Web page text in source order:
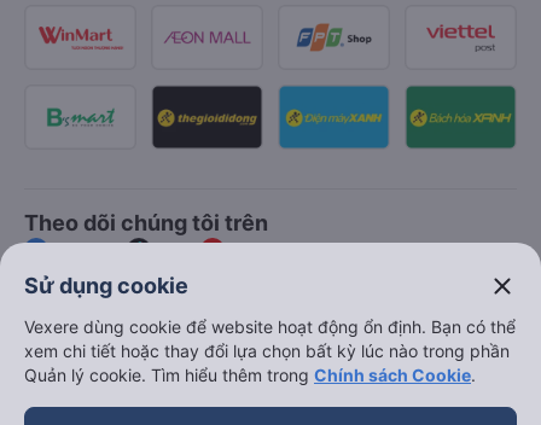
Theo dõi chúng tôi trên
Facebook Tiktok Youtube
Công ty TNHH Thương Mại Dịch Vụ Vexere
Địa chỉ đăng ký kinh doanh: 8C Chữ Đồng Tử, Phường Tân
Sơn Nhất, TP. Hồ Chí Minh, Việt Nam
Địa chỉ:Lầu 2, toà nhà H3 Circo Hoàng Diệu, 384 Hoàng Diệu,
Sử dụng cookie close
Vexere dùng cookie để website hoạt động ổn định. Bạn có thể
xem chi tiết hoặc thay đổi lựa chọn bất kỳ lúc nào trong phần
Quản lý cookie. Tìm hiểu thêm trong Chính sách Cookie.